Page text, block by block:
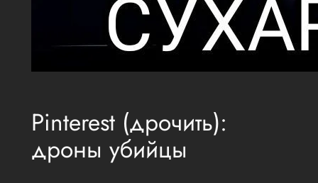
Pinterest (дрочить):
дроны убийцы